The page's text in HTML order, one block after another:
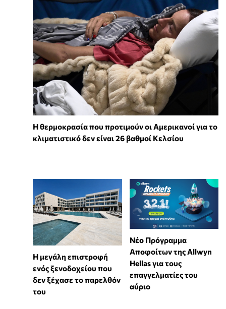
Η θερμοκρασία που προτιμούν οι Αμερικανοί για το
κλιματιστικό δεν είναι 26 βαθμοί Κελσίου
Η μεγάλη επιστροφή
ενός ξενοδοχείου που
δεν ξέχασε το παρελθόν
του
Νέο Πρόγραμμα
Αποφοίτων της Allwyn
Hellas για τους
επαγγελματίες του
αύριο